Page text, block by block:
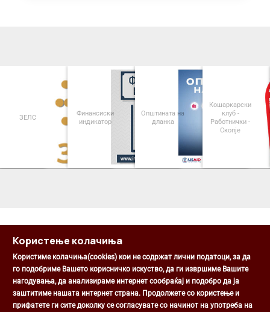
ЗЕЛС
Финансиски
индикатор
Општината на
дланка
Кошаркарски
клуб -
Работнички -
Скопје
Општина Центар
Михаил Цоков бр. 1, Скопје
Користење колачиња
Користиме колачиња(cookies) кои не содржат лични податоци, за да
го подобриме Вашето корисничко искуство, да ги извршиме Вашите
нагодувања, да анализираме интернет сообраќај и подобро да ја
заштитиме нашата интернет страна. Продолжете со користење и
прифатете ги сите доколку се согласувате со начинот на употреба на